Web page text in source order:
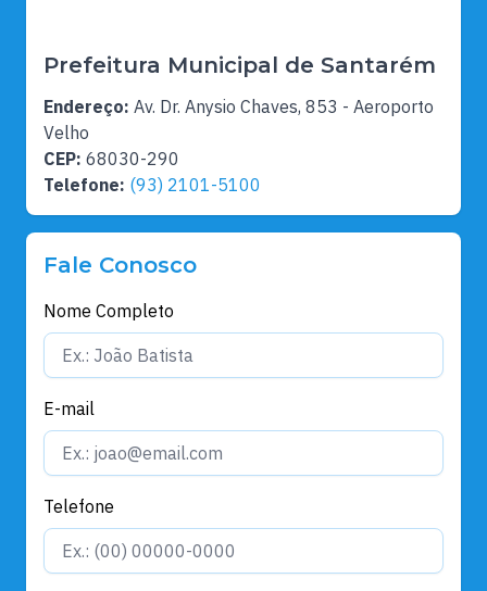
Prefeitura Municipal de Santarém
Endereço: Av. Dr. Anysio Chaves, 853 - Aeroporto
Velho
CEP: 68030-290
Telefone: (93) 2101-5100
Fale Conosco
Nome Completo
E-mail
Telefone